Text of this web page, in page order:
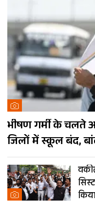
भीषण गर्मी के चलते
जिलों में स्कूल बंद,
गर्म शहर